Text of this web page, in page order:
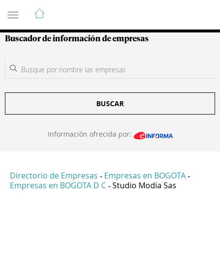
Guía de Empresas Colombianas
Buscador de información de empresas
BUSCAR
Información ofrecida por:
Directorio de Empresas - Empresas en BOGOTA -
Empresas en BOGOTA D C - Studio Modia Sas